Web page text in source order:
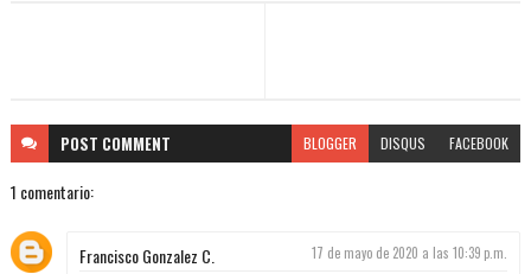
POST COMMENT BLOGGER DISQUS FACEBOOK
1 comentario:
Francisco Gonzalez C. 17 de mayo de 2020 a las 10:39 p.m.